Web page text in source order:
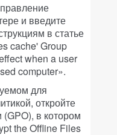
и введите
в статье
cache' Group
when a user
computer».
для
откройте
(GPO), в котором
the Offline Files